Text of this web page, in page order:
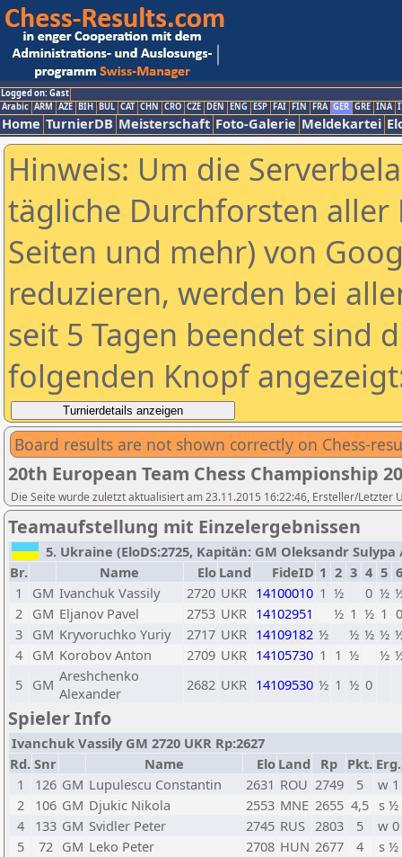
Logged on: Gast
Arabic ARM AZE BIH BUL CAT CHN CRO CZE DEN ENG ESP FAI FIN FRA GER GRE INA
Home TurnierDB Meisterschaft Foto-Galerie Meldekartei
Hinweis: Um die
tägliche Durchforsten aller
Seiten und mehr) von
reduzieren, werden bei
seit 5 Tagen beendet sind
folgenden Knopf
Board results are not shown correctly on Chess-
20th European Team Chess Championship
Die Seite wurde zuletzt aktualisiert am 23.11.2015 16:22:46, Ersteller/Letzter
Teamaufstellung mit Einzelergebnissen
5. Ukraine (EloDS:2725, Kapitän: GM Oleksandr Sulypa
Br.
Name Elo Land FideID 1 2 3 4 5 6
1
GM Ivanchuk Vassily 2720 UKR 14100010 1 ½ 0 ½
2 GM Eljanov Pavel 2753 UKR 14102951 ½ 1 ½ 1
3 GM Kryvoruchko Yuriy 2717 UKR 14109182 ½ ½ ½ ½
4 GM Korobov Anton 2709 UKR 14105730 1 1 ½ ½
5 GM Areshchenko
Alexander
2682 UKR 14109530 ½ 1 ½ 0
Spieler Info
Ivanchuk Vassily GM 2720 UKR Rp:2627
Rd. Snr Name Elo Land Rp Pkt. Erg.
1
126 GM Lupulescu Constantin 2631 ROU 2749 5
w 1
2
106 GM Djukic Nikola 2553 MNE 2655 4,5 s ½
4
133 GM Svidler Peter 2745 RUS 2803 5
w 0
5
72 GM Leko Peter 2708 HUN 2677 4
s ½